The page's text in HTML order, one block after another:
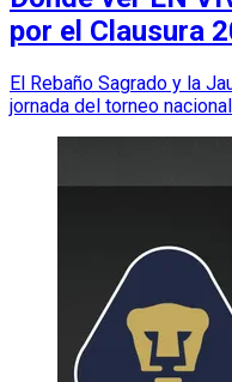
por el Clausura
El Rebaño Sagrado y la
jornada del torneo